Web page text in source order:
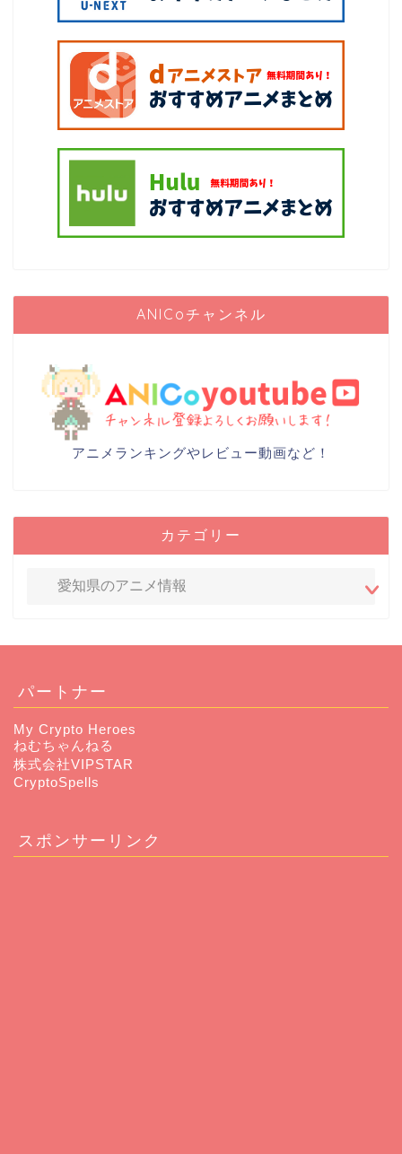
ANICoチャンネル
アニメランキングやレビュー動画など！
カテゴリー
パートナー
My Crypto Heroes
ねむちゃんねる
株式会社VIPSTAR
CryptoSpells
スポンサーリンク